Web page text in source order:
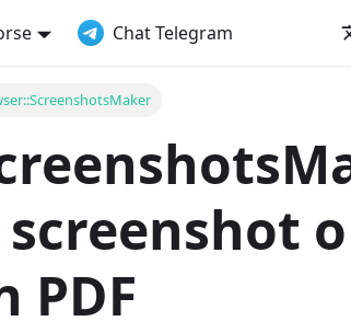
Chat Telegram
PDF